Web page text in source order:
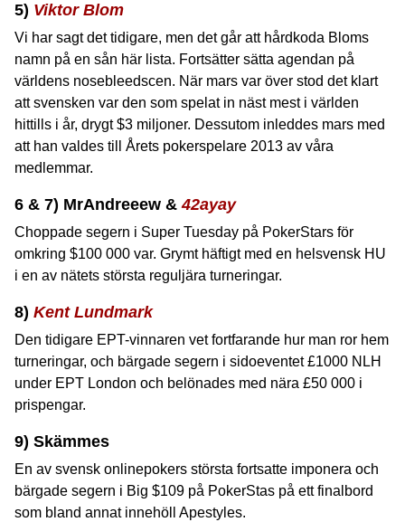
5) Viktor Blom
Vi har sagt det tidigare, men det går att hårdkoda Bloms
namn på en sån här lista. Fortsätter sätta agendan på
världens nosebleedscen. När mars var över stod det klart
att svensken var den som spelat in näst mest i världen
hittills i år, drygt $3 miljoner. Dessutom inleddes mars med
att han valdes till Årets pokerspelare 2013 av våra
medlemmar.
6 & 7) MrAndreeew &42ayay
Choppade segern i Super Tuesday på PokerStars för
omkring $100 000 var. Grymt häftigt med en helsvensk HU
i en av nätets största reguljära turneringar.
8) Kent Lundmark
Den tidigare EPT-vinnaren vet fortfarande hur man ror hem
turneringar, och bärgade segern i sidoeventet £1000 NLH
under EPT London och belönades med nära £50 000 i
prispengar.
9) Skämmes
En av svensk onlinepokers största fortsatte imponera och
bärgade segern i Big $109 på PokerStas på ett finalbord
som bland annat innehöll Apestyles.